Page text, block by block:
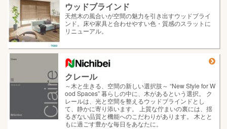
ウッドブラインド
天然木の風合いが空間の魅力を引き出すウッドブライ
ンド。床や家具と合わせやすい色・質感のスラットに
リニューアル。
クレール
～木と生きる、空間の新しい選択肢～ “New Style for W
ood Spaces” 暮らしの中に、木があるという選択。 ク
レールは、光と空間を整えるウッドブラインドとし
て、静かに寄り添います。 上質な佇まいの裏には、揺
るぎない品質と機能へのこだわりがあります。 木とと
もに過ごす豊かな毎日をあなたに。